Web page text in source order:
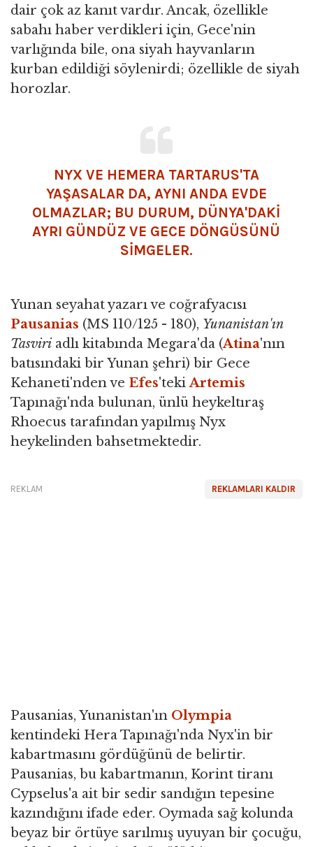
dair çok az kanıt vardır. Ancak, özellikle
sabahı haber verdikleri için, Gece'nin
varlığında bile, ona siyah hayvanların
kurban edildiği söylenirdi; özellikle de siyah
horozlar.
NYX VE HEMERA TARTARUS'TA
YAŞASALAR DA, AYNI ANDA EVDE
OLMAZLAR; BU DURUM, DÜNYA'DAKI
AYRI GÜNDÜZ VE GECE DÖNGÜSÜNÜ
SIMGELER.
Yunan seyahat yazarı ve coğrafyacısı
Pausanias (MS 110/125 - 180), Yunanistan'ın
Tasviriadlı kitabında Megara'da (Atina'nın
batısındaki bir Yunan şehri) bir Gece
Kehaneti'nden ve Efes'tekiArtemis
Tapınağı'nda bulunan, ünlü heykeltıraş
Rhoecus tarafından yapılmış Nyx
heykelinden bahsetmektedir.
REKLAMLARI KALDIR
REKLAM
Pausanias, Yunanistan'ın Olympia
kentindeki Hera Tapınağı'nda Nyx'in bir
kabartmasını gördüğünü de belirtir.
Pausanias, bu kabartmanın, Korint tiranı
Cypselus'a ait bir sedir sandığın tepesine
kazındığını ifade eder. Oymada sağ kolunda
beyaz bir örtüye sarılmış uyuyan bir çocuğu,